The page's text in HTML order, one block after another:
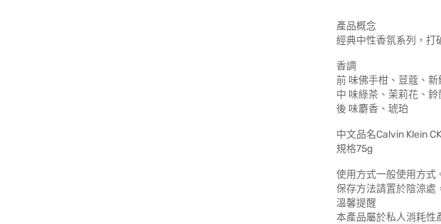
產品概念
經典中性香氛系列，打
香調
前 味佛手柑、荳蔻、
中 味綠茶、茉莉花、
後 味麝香、琥珀
中文品名Calvin Klein
規格75g
使用方式一般使用方式
保存方法請置於陰涼處
溫馨提醒
本產品屬於私人消耗性